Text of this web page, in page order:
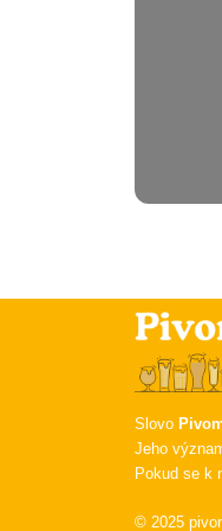
Slovo
Jeho
Pokud se k
© 2025